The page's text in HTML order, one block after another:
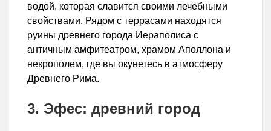
водой, которая славится своими лечебными
свойствами. Рядом с террасами находятся
руины древнего города Иераполиса с
античным амфитеатром, храмом Аполлона и
некрополем, где вы окунетесь в атмосферу
Древнего Рима.
3. Эфес: древний город